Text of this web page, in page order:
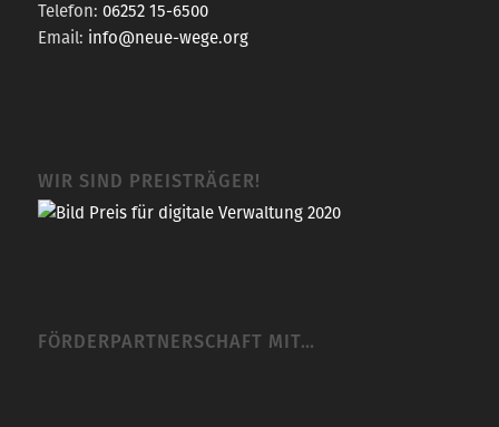
Telefon: 06252 15-6500
Email: info@neue-wege.org
WIR SIND PREISTRÄGER!
FÖRDERPARTNERSCHAFT MIT…